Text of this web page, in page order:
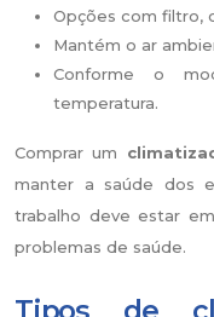
Opções com filtro,
Mantém o ar
Conforme o
temperatura.
Comprar um
manter a saúde dos
trabalho deve estar
problemas de saúde.
Tipos de